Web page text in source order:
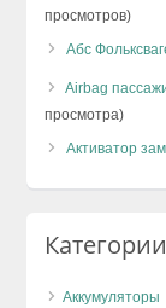
просмотров)
Абс
Airbag
просмотра)
Активатор
Аккумуляторы